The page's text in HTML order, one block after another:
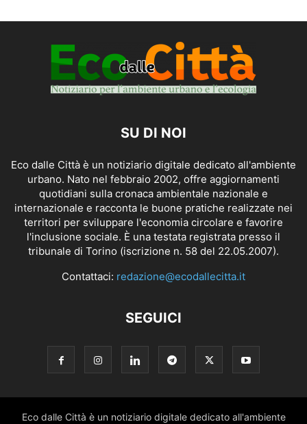
SU DI NOI
Eco dalle Città è un notiziario digitale dedicato all'ambiente
urbano. Nato nel febbraio 2002, offre aggiornamenti
quotidiani sulla cronaca ambientale nazionale e
internazionale e racconta le buone pratiche realizzate nei
territori per sviluppare l'economia circolare e favorire
l'inclusione sociale. È una testata registrata presso il
tribunale di Torino (iscrizione n. 58 del 22.05.2007).
Contattaci: redazione@ecodallecitta.it
SEGUICI
Eco dalle Città è un notiziario digitale dedicato all'ambiente